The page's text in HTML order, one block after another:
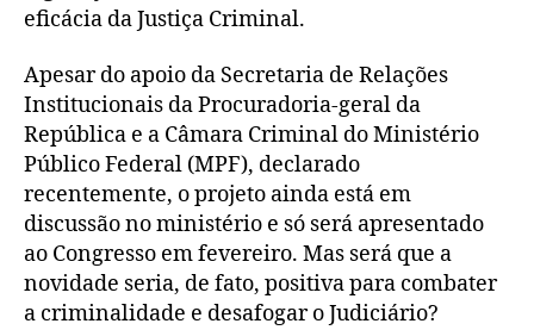
eficácia da Justiça Criminal.
Apesar do apoio da Secretaria de Relações
Institucionais da Procuradoria-geral da
República e a Câmara Criminal do Ministério
Público Federal (MPF), declarado
recentemente, o projeto ainda está em
discussão no ministério e só será apresentado
ao Congresso em fevereiro. Mas será que a
novidade seria, de fato, positiva para combater
a criminalidade e desafogar o Judiciário?